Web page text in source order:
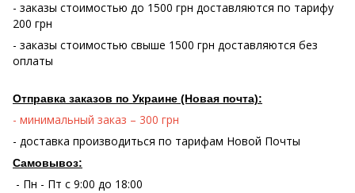
- заказы стоимостью до 1500 грн доставляются по тарифу
200 грн
- заказы стоимостью свыше 1500 грн доставляются без
оплаты
Отправка заказов по Украине (Новая почта):
- минимальный заказ – 300 грн
- доставка производиться по тарифам Новой Почты
Самовывоз:
- Пн - Пт с 9:00 до 18:00